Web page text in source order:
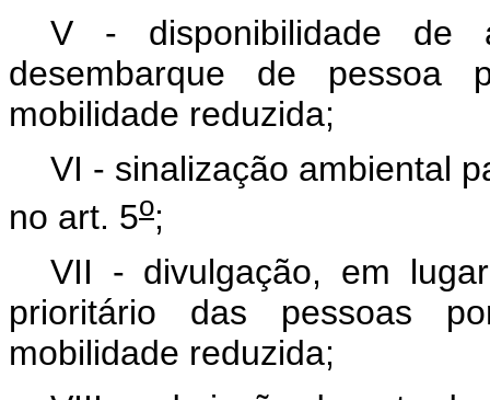
V - disponibilidade de
desembarque de pessoa
mobilidade reduzida;
VI - sinalização ambiental
no art. 5o;
VII - divulgação, em
prioritário das pessoas
mobilidade reduzida;